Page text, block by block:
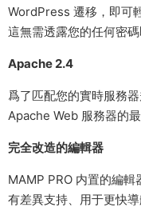
WordPress 遷移，即可
這無需透露您的任何密碼
Apache 2.4
爲了匹配您的實時服務
Apache Web 服務器的最
完全改造的編輯器
MAMP PRO 内置的編
有差異支持、用于更快